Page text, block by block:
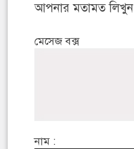
আপনার মতামত লিখুন
মেসেজ বক্স
নাম :